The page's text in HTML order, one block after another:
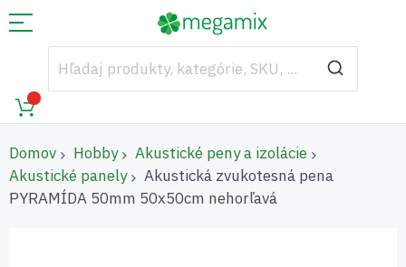
Domov Hobby
Akustické peny a izolácie
Akustické panely
Akustická zvukotesná pena
PYRAMÍDA 50mm 50x50cm nehorľavá